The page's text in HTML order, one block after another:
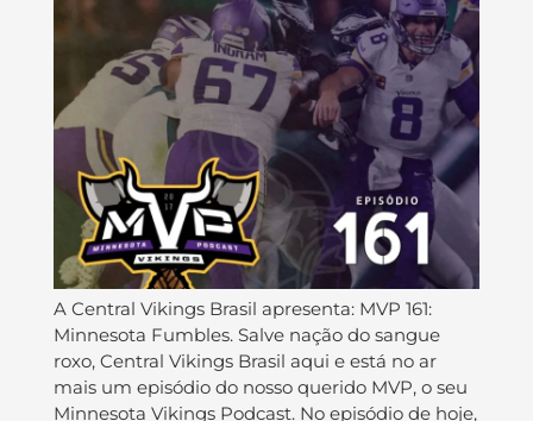
A Central Vikings Brasil apresenta: MVP 161:
Minnesota Fumbles. Salve nação do sangue
roxo, Central Vikings Brasil aqui e está no ar
mais um episódio do nosso querido MVP, o seu
Minnesota Vikings Podcast. No episódio de hoje,